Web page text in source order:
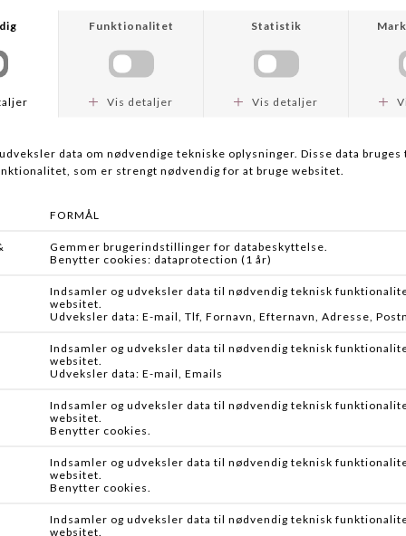
BASIC 50CM
DKK 499,95
COMFORT 55CM
DKK 899,95
GUNTEX
DKK 349,95 DKK 899,95